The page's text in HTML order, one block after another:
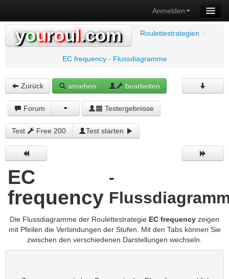
Anmelden
youroul.com Roulettestrategien >
EC frequency - Flussdiagramme
Zurück ansehen bearbeiten
Forum Testergebnisse
Test Free 200 Test starten
EC
frequency
-
Die Flussdiagramme der Roulettestrategie EC frequency zeigen
mit Pfeilen die Verbindungen der Stufen. Mit den Tabs können Sie
zwischen den verschiedenen Darstellungen wechseln.